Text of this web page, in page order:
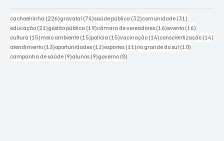
cachoeirinha (226)226 posts
gravataí (74)74 posts
saúde pública (32)32 posts
comunidade (31)
educação (21)21 posts
gestão pública (19)19 posts
câmara de vereadores (16)16 posts
evento (16)
cultura (15)15 posts
meio ambiente (15)15 posts
polícia (15)15 posts
vacinação (14)14 posts
conscientização (14)
atendimento (13)13 posts
oportunidades (11)11 posts
esportes (11)11 posts
rio grande do sul (10)
campanha de saúde (9)9 posts
alunos (9)9 posts
governo (8)